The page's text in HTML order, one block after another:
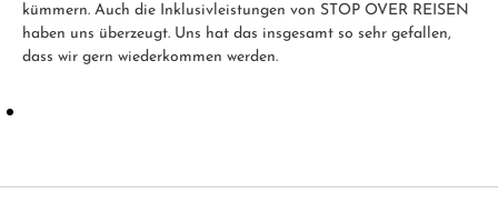
kümmern. Auch die Inklusivleistungen von STOP OVER REISEN
haben uns überzeugt. Uns hat das insgesamt so sehr gefallen,
dass wir gern wiederkommen werden.